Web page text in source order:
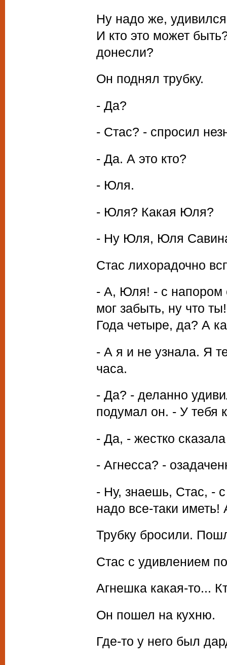
Ну надо же,
И кто это может
донесли?
Он поднял трубку.
- Да?
- Стас? - спросил
- Да. А это кто?
- Юля.
- Юля? Какая Юля?
- Ну Юля, Юля
Стас лихорадочно
- А, Юля! - с напором
мог забыть, ну что
Года четыре, да? А
- А я и не узнала. Я
часа.
- Да? - деланно
подумал он. - У тебя
- Да, - жестко
- Агнесса? -
- Ну, знаешь, Стас, -
надо все-таки иметь!
Трубку бросили.
Стас с удивлением
Агнешка какая-то...
Он пошел на кухню.
Где-то у него был